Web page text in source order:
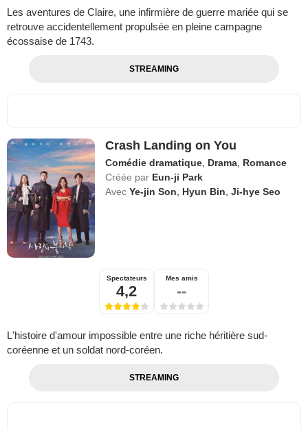
Les aventures de Claire, une infirmière de guerre mariée qui se
retrouve accidentellement propulsée en pleine campagne
écossaise de 1743.
STREAMING
Crash Landing on You
Comédie dramatique Drama Romance
Créée par Eun-ji Park
Avec Ye-jin Son Hyun Bin ,Ji-hye Seo
Spectateurs
4,2
Mes amis
--
L'histoire d'amour impossible entre une riche héritière sud-
coréenne et un soldat nord-coréen.
STREAMING